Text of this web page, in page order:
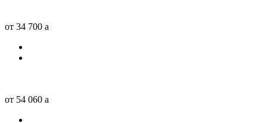
от 34 700 a
от 54 060 a